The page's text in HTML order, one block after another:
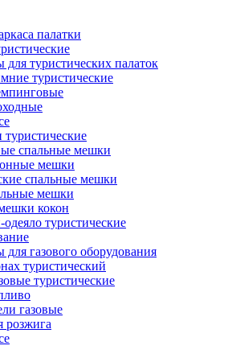
палатки
для туристических палаток
туристические
спальные мешки
мешки
спальные мешки
мешки
кокон
туристические
для газового оборудования
туристический
туристические
газовые
розжига